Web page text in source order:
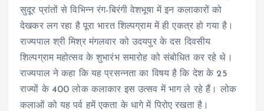
सुदूर प्रांतों से विभिन्न रंग-बिरंगी वेशभूषा में इन कलाकारों को
देखकर लग रहा है पूरा भारत शिल्पग्राम में ही एकत्र हो गया है।
राज्यपाल श्री मिश्र मंगलवार को उदयपुर के दस दिवसीय
शिल्पग्राम महोत्सव के शुभारंभ समारोह को संबोधित कर रहे थे।
राज्यपाल ने कहा कि यह प्रसन्नता का विषय है कि देश के 25
राज्यों के 400 लोक कलाकार इस उत्सव में भाग ले रहे हैं। लोक
कलाओं को यह पर्व हमें एकता के धागे में पिरोए रखता है।